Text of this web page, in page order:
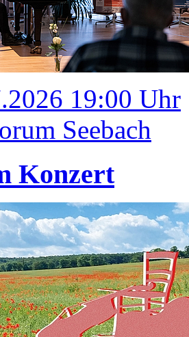
19:00 Uhr
Seebach
Konzert